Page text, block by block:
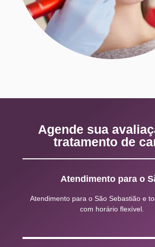
Agende sua
tratamento de
Atendimento para o
Atendimento para o São Sebastião e
com horário flexível.